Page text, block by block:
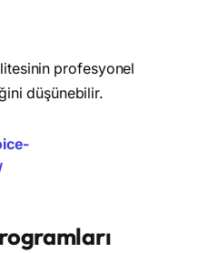
profesyonel
düşünebilir.